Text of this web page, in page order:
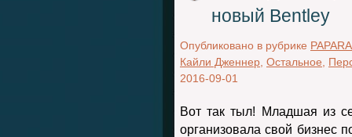
новый Bentley
Опубликовано в рубрике
Кайли Дженнер Остальное
2016-09-01
Вот так тыл! Младшая из
организовала свой бизнес